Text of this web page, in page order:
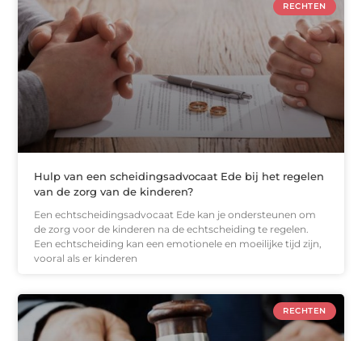
RECHTEN
Hulp van een scheidingsadvocaat Ede bij het regelen
van de zorg van de kinderen?
Een echtscheidingsadvocaat Ede kan je ondersteunen om
de zorg voor de kinderen na de echtscheiding te regelen.
Een echtscheiding kan een emotionele en moeilijke tijd zijn,
vooral als er kinderen
RECHTEN